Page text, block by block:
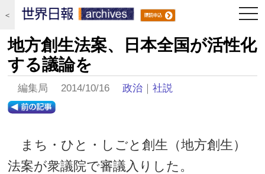
＜
地方創生法案、日本全国が活性化
する議論を
編集局 2014/10/16政治 ｜社説
まち・ひと・しごと創生（地方創生）
法案が衆議院で審議入りした。